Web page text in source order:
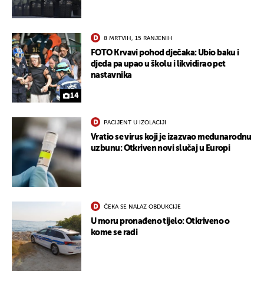
14
8 MRTVIH, 15 RANJENIH
FOTO Krvavi pohod dječaka: Ubio baku i
djeda pa upao u školu i likvidirao pet
nastavnika
PACIJENT U IZOLACIJI
Vratio se virus koji je izazvao međunarodnu
uzbunu: Otkriven novi slučaj u Europi
ČEKA SE NALAZ OBDUKCIJE
U moru pronađeno tijelo: Otkriveno o
kome se radi